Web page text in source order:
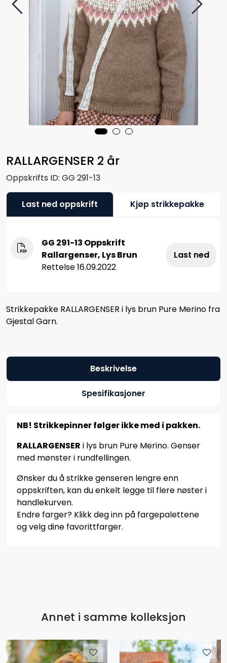
RALLARGENSER 2 år
Oppskrifts ID: GG 291-13
Last ned oppskrift Kjøp strikkepakke
GG 291-13 Oppskrift
Rallargenser, Lys Brun
Rettelse 16.09.2022
Last ned
Strikkepakke RALLARGENSER i lys brun Pure Merino fra
Gjestal Garn.
Beskrivelse
Spesifikasjoner
NB! Strikkepinner følger ikke med i pakken.
RALLARGENSER i lys brun Pure Merino. Genser
med mønster i rundfellingen.
Ønsker du å strikke genseren lengre enn
oppskriften, kan du enkelt legge til flere nøster i
handlekurven.
Endre farger? Klikk deg inn på fargepalettene
og velg dine favorittfarger.
Annet i samme kolleksjon